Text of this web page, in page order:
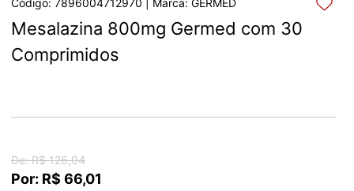
Código: 7896004712970 | Marca: GERMED
Mesalazina 800mg Germed com 30
Comprimidos
De: R$ 126,04
Por: R$ 66,01